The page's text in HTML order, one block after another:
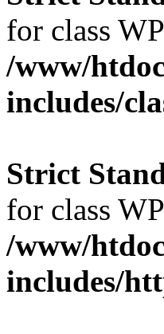
for class
/www/
includes/
Strict
for class
/www/
includes/